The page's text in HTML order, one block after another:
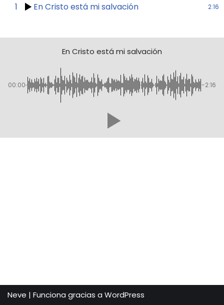
1 En Cristo está mi salvación 2:16
En Cristo está mi salvación
00:00 -2:16
Neve | Funciona gracias a WordPress